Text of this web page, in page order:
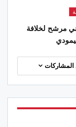
مرشح لخلافة
المشاركات